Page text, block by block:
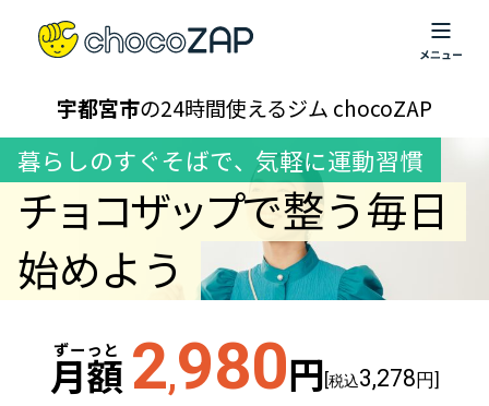
宇都宮市の24時間使えるジム chocoZAP
暮らしのすぐそばで、 気軽に運動習慣
チョコザップで整う毎日
始めよう
ずーっと
月額 2,980円[税込3,278円]